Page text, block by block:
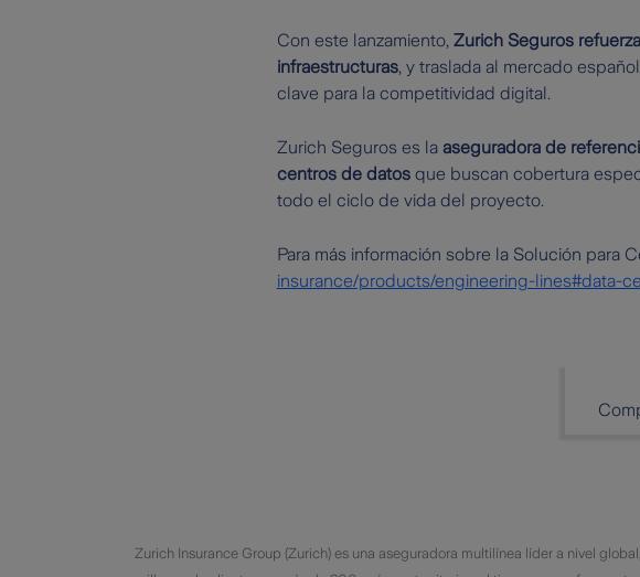
Con este lanzamiento, Zurich Seguros
infraestructuras, y traslada al mercado
clave para la competitividad digital.
Zurich Seguros es la aseguradora de
centros de datos que buscan cobertura
todo el ciclo de vida del proyecto.
Para más información sobre la Solución para
insurance/products/engineering-lines#data-
​Zurich Insurance Group (Zurich) es una aseguradora multilínea líder a nivel